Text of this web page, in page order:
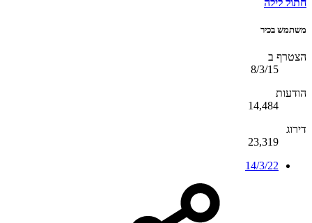
משתמש בכיר
הצטרף ב
8/3/15
הודעות
14,484
דירוג
23,319
14/3/22